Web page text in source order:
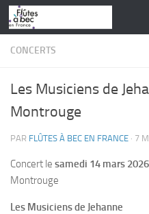
Skip to content
CONCERTS
Les Musiciens de
Montrouge
PAR FLÛTES À BEC EN FRANCE · 7
Concert le samedi 14 mars
Montrouge
Les Musiciens de Jehanne